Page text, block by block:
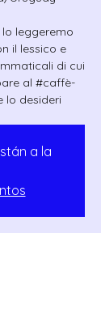
leggeremo
il lessico e
di cui
al #caffè-
lo desideri
a la